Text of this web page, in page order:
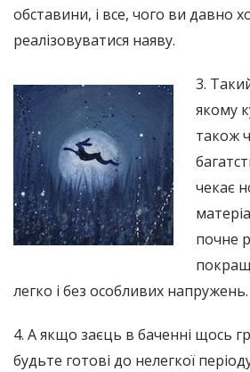
обставини, і все, чого ви давно
реалізовуватися наяву.
3.
якому
також
чекає
почне
легко і без особливих напружень.
4. А якщо заєць в баченні щось
будьте готові до нелегкої